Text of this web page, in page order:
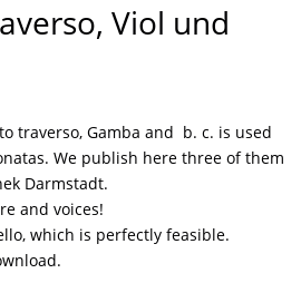
Viol und
traverso, Gamba and b. c. is used
We publish here three of them
Darmstadt.
and voices!
which is perfectly feasible.